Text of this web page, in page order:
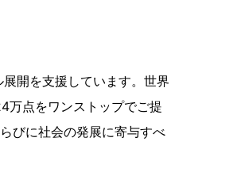
開を支援しています。世界
万点をワンストップでご提
びに社会の発展に寄与すべ